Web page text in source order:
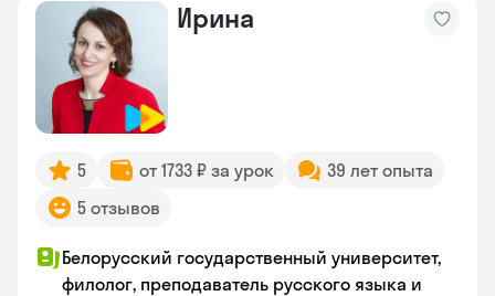
Ирина
5 от 1733 ₽ за урок
39 лет опыта
5 отзывов
Белорусский государственный университет,
филолог, преподаватель русского языка и